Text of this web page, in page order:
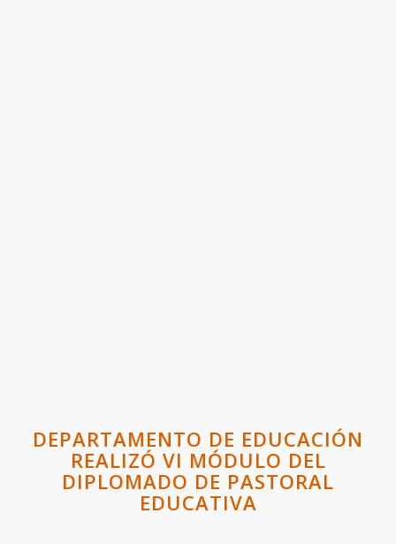
DEPARTAMENTO DE EDUCACIÓN
REALIZÓ VI MÓDULO DEL
DIPLOMADO DE PASTORAL
EDUCATIVA